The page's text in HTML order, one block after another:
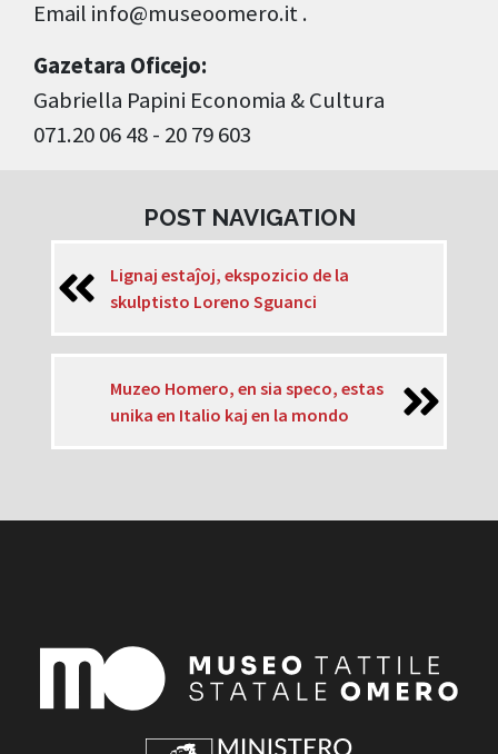
Email info@museoomero.it .
Gazetara Oficejo:
Gabriella Papini Economia & Cultura
071.20 06 48 - 20 79 603
POST NAVIGATION
Lignaj estaĵoj, ekspozicio de la
skulptisto Loreno Sguanci
Muzeo Homero, en sia speco, estas
unika en Italio kaj en la mondo